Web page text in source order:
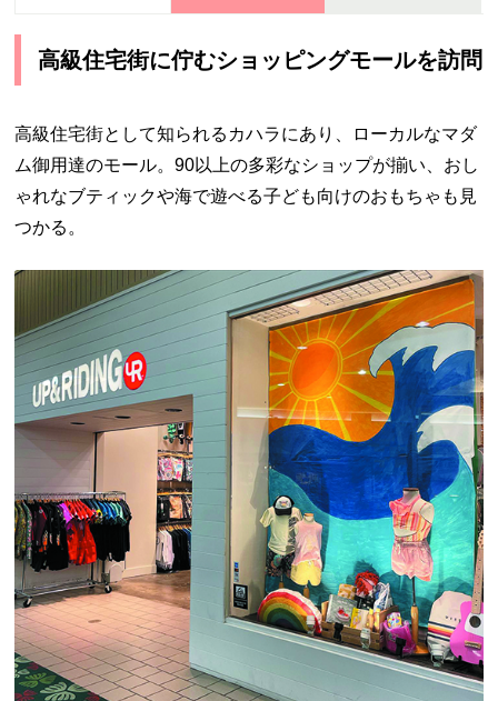
高級住宅街に佇むショッピングモールを訪問
高級住宅街として知られるカハラにあり、ローカルなマダ
ム御用達のモール。90以上の多彩なショップが揃い、おし
ゃれなブティックや海で遊べる子ども向けのおもちゃも見
つかる。